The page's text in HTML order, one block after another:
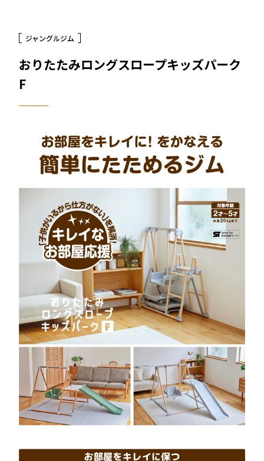
オンラインストア限定商品
お客様サポート
お客様サポート
よくある質問
採用情報
新卒採用
営業
商品企画
管理部門(総務、経理など)
生産部門(品質管理、生産管理、技術開発など)
キャリア採用
営業
商品企画
管理部門(総務、経理など)
生産部門(品質管理、生産管理、技術開発など)
TEL:06-6791-7626
FAX:06-6791-2652
E-mail:info@nonaka-world.co.jp
ジャングルジム
おりたたみロングスロープキッズパーク
F